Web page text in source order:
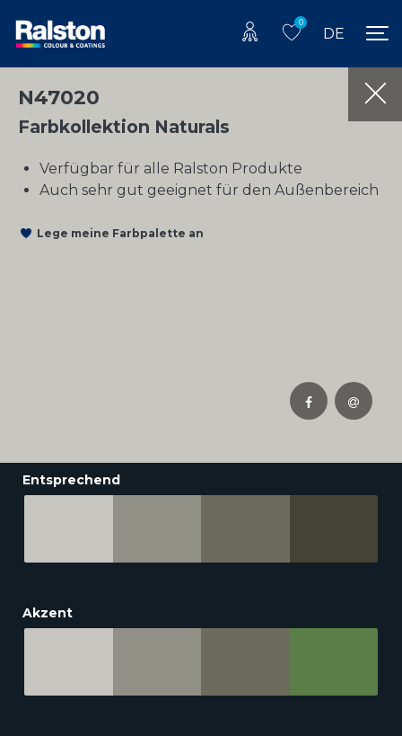
0
DE
N47020
Farbkollektion Naturals
Verfügbar für alle Ralston Produkte
Auch sehr gut geeignet für den Außenbereich
Lege meine Farbpalette an
Entsprechend
Akzent